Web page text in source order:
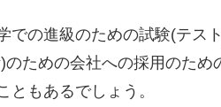
での進級のための試験(テス
のための会社への採用のた
ともあるでしょう。